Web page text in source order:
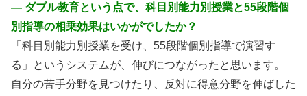
― ダブル教育という点で、科目別能力別授業と55段階個
別指導の相乗効果はいかがでしたか？
「科目別能力別授業を受け、55段階個別指導で演習す
る」というシステムが、伸びにつながったと思います。
自分の苦手分野を見つけたり、反対に得意分野を伸ばした